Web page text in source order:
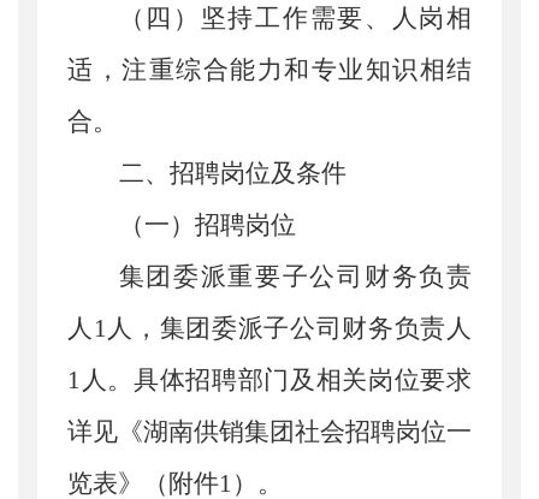
（ 四 ） 坚持工作需要、人岗相
适 ， 注重综合能力和专业知识相结
合。
二、 招聘岗位及条件
（一） 招聘岗位
集团委派重要子公司财务负责
人 1人，集团委派子公司财务负责人
1 人。具体招聘部门及相关岗位要求
详见《湖南供销集团社会招聘岗位一
览表》（附件1）。